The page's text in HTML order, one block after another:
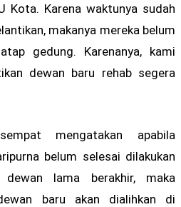
Kota. Karena waktunya sudah
makanya mereka belum
gedung. Karenanya, kami
dewan baru rehab segera
mengatakan apabila
belum selesai dilakukan
lama berakhir, maka
baru akan dialihkan di